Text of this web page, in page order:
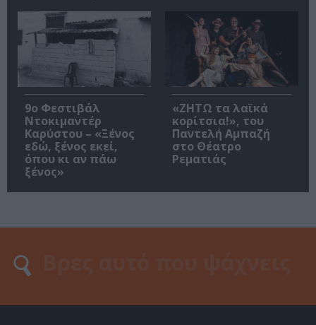
9ο Φεστιβάλ
Ντοκιμαντέρ
Καρύστου – «Ξένος
εδώ, ξένος εκεί,
όπου κι αν πάω
ξένος»
«ΖΗΤΩ τα λαϊκά
κορίτσια!», του
Παντελή Αμπαζή
στο Θέατρο
Ρεματιάς